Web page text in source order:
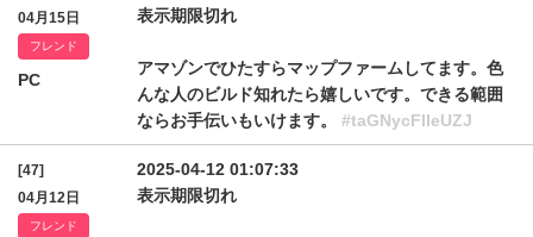
04月15日
フレンド
PC
表示期限切れ
アマゾンでひたすらマップファームしてます。色
んな人のビルド知れたら嬉しいです。できる範囲
ならお手伝いもいけます。 #taGNycFlleUZJ
[47]
04月12日
フレンド
2025-04-12 01:07:33
表示期限切れ